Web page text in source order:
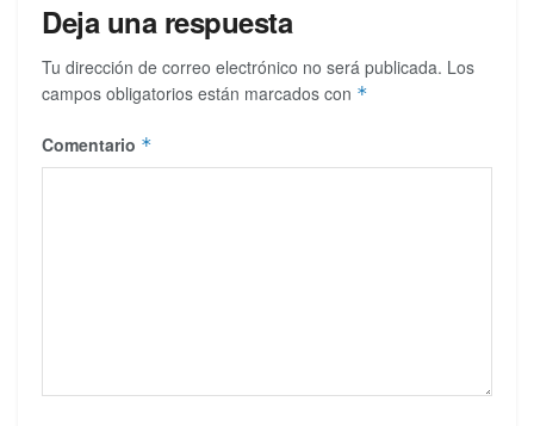
Deja una respuesta
Tu dirección de correo electrónico no será publicada. Los
campos obligatorios están marcados con *
Comentario *